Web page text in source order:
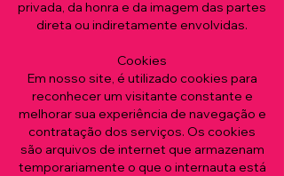
privada, da honra e da imagem das partes
direta ou indiretamente envolvidas.
Cookies
Em nosso site, é utilizado cookies para
reconhecer um visitante constante e
melhorar sua experiência de navegação e
contratação dos serviços. Os cookies
são arquivos de internet que armazenam
temporariamente o que o internauta está